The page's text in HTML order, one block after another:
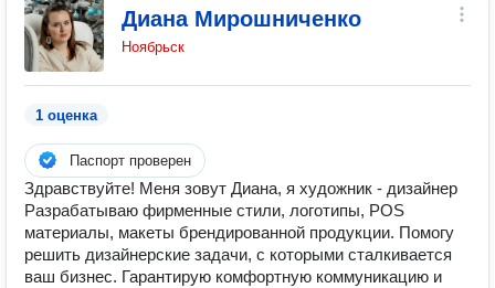
Диана Мирошниченко
Ноябрьск
1 оценка
Паспорт проверен
Здравствуйте! Меня зовут Диана, я художник - дизайнер
Разрабатываю фирменные стили, логотипы, POS
материалы, макеты брендированной продукции. Помогу
решить дизайнерские задачи, с которыми сталкивается
ваш бизнес. Гарантирую комфортную коммуникацию и